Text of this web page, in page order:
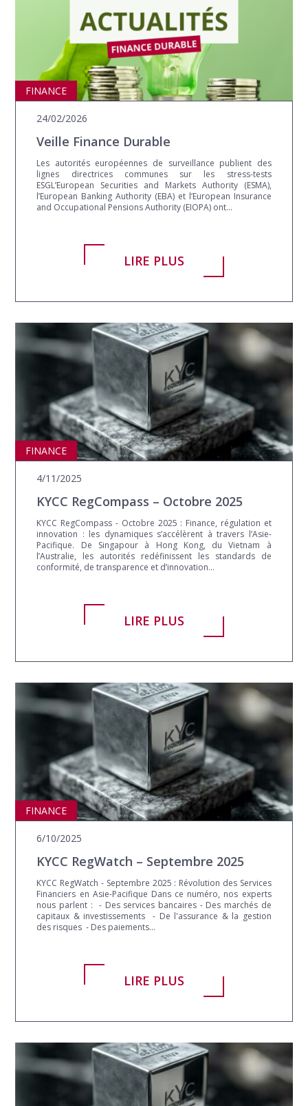
Veille Finance Durable
24/02/2026
FINANCE
Les autorités européennes de surveillance publient des
lignes directrices communes sur les stress-tests
ESGL’European Securities and Markets Authority (ESMA),
l’European Banking Authority (EBA) et l’European Insurance
and Occupational Pensions Authority (EIOPA) ont...
LIRE PLUS
KYCC RegCompass – Octobre 2025
4/11/2025
ASIA
FINANCE
KYCC RegCompass - Octobre 2025 : Finance, régulation et
innovation : les dynamiques s’accélèrent à travers l’Asie-
Pacifique. De Singapour à Hong Kong, du Vietnam à
l’Australie, les autorités redéfinissent les standards de
conformité, de transparence et d’innovation...
LIRE PLUS
KYCC RegWatch – Septembre 2025
6/10/2025
ASIA
FINANCE
KYCC RegWatch - Septembre 2025 : Révolution des Services
Financiers en Asie-Pacifique Dans ce numéro, nos experts
nous parlent : - Des services bancaires - Des marchés de
capitaux & investissements - De l'assurance & la gestion
des risques - Des paiements...
LIRE PLUS